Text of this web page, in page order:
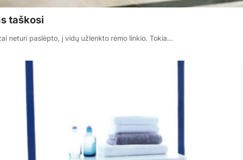
taškosi
neturi paslėpto, į vidų užlenkto rėmo linkio. Tokia…